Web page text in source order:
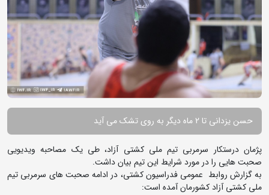
حسن یزدانی تا 2 ماه دیگر به روی تشک می آید
پژمان درستکار سرمربی تیم ملی کشتی آزاد، طی یک مصاحبه ویدیویی
صحبت هایی را در مورد شرایط این تیم بیان داشت.
به گزارش روابط عمومی فدراسیون کشتی، در ادامه صحبت های سرمربی تیم
ملی کشتی آزاد کشورمان آمده است: